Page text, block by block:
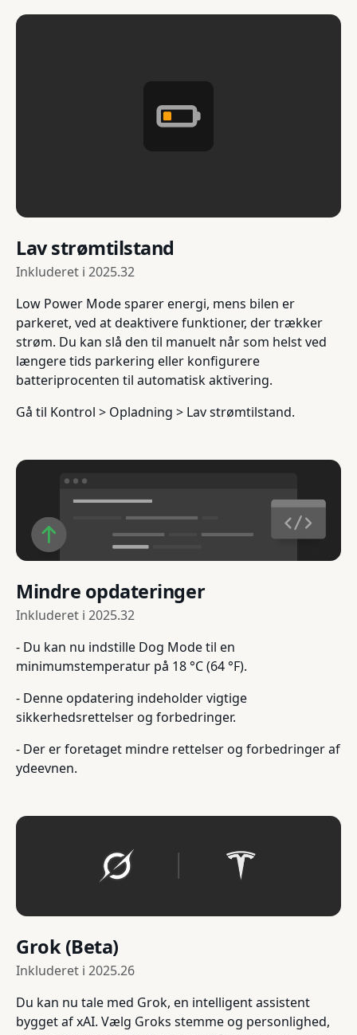
Lav strømtilstand
Inkluderet i 2025.32
Low Power Mode sparer energi, mens bilen er
parkeret, ved at deaktivere funktioner, der trækker
strøm. Du kan slå den til manuelt når som helst ved
længere tids parkering eller konfigurere
batteriprocenten til automatisk aktivering.
Gå til Kontrol > Opladning > Lav strømtilstand.
Mindre opdateringer
Inkluderet i 2025.32
- Du kan nu indstille Dog Mode til en
minimumstemperatur på 18 °C (64 °F).
- Denne opdatering indeholder vigtige
sikkerhedsrettelser og forbedringer.
- Der er foretaget mindre rettelser og forbedringer af
ydeevnen.
Grok (Beta)
Inkluderet i 2025.26
Du kan nu tale med Grok, en intelligent assistent
bygget af xAI. Vælg Groks stemme og personlighed,